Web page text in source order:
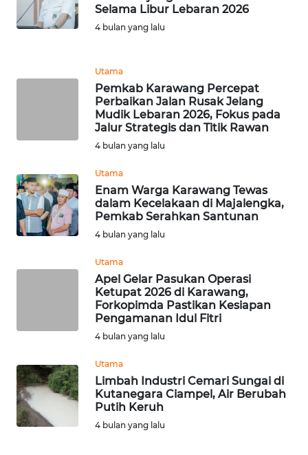
Selama Libur Lebaran 2026
4 bulan yang lalu
Utama
Pemkab Karawang Percepat
Perbaikan Jalan Rusak Jelang
Mudik Lebaran 2026, Fokus pada
Jalur Strategis dan Titik Rawan
4 bulan yang lalu
Utama
Enam Warga Karawang Tewas
dalam Kecelakaan di Majalengka,
Pemkab Serahkan Santunan
4 bulan yang lalu
Utama
Apel Gelar Pasukan Operasi
Ketupat 2026 di Karawang,
Forkopimda Pastikan Kesiapan
Pengamanan Idul Fitri
4 bulan yang lalu
Utama
Limbah Industri Cemari Sungai di
Kutanegara Ciampel, Air Berubah
Putih Keruh
4 bulan yang lalu
SURABAYA
WN
LIKUPANG
Media
Group
WAHANA
NEWS